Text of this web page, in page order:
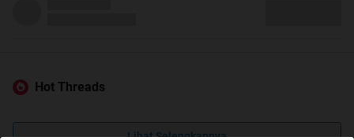
Hot Threads
Lihat Selengkapnya